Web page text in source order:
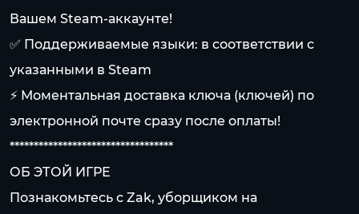
Вашем Steam-аккаунте!
✅ Поддерживаемые языки: в соответствии с
указанными в Steam
⚡ Моментальная доставка ключа (ключей) по
электронной почте сразу после оплаты!
**********************************
ОБ ЭТОЙ ИГРЕ
Познакомьтесь с Zak, уборщиком на